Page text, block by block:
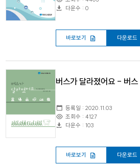
다운수 : 0
바로보기 다운로드
등록일 : 2020.11.03
조회수 : 4127
다운수 : 103
바로보기 다운로드